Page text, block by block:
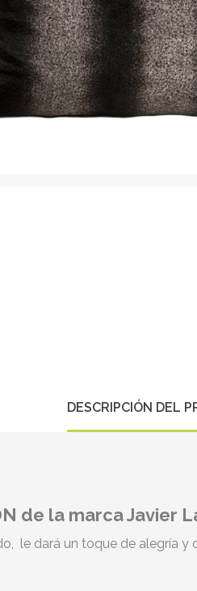
DESCRIPCIÓN DEL
de la marca Javier
le dará un toque de alegría y